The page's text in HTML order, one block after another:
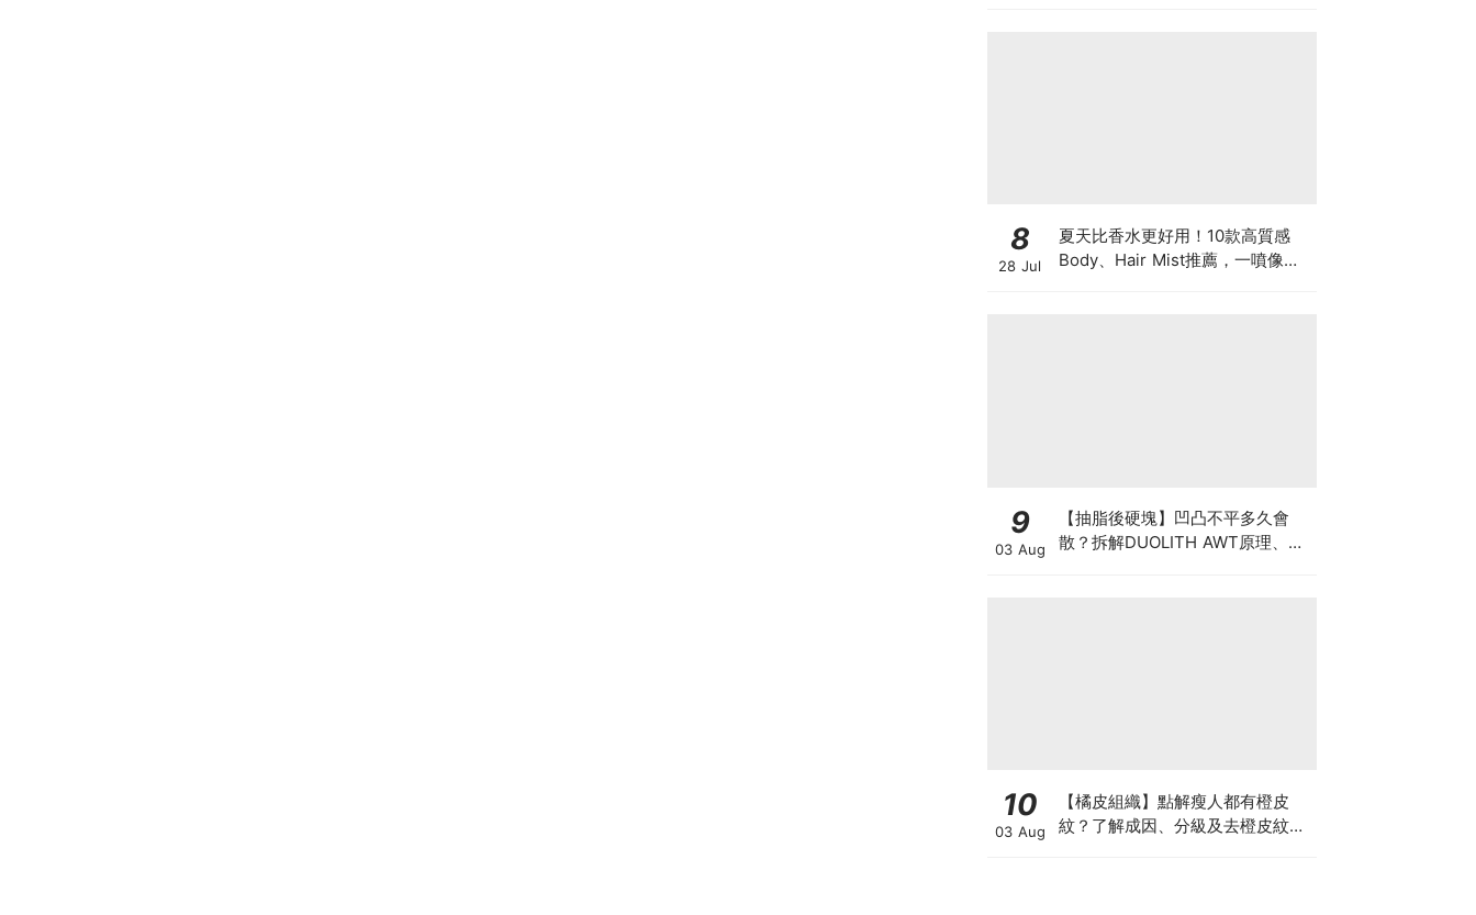
8
28 Jul
夏天比香水更好用！10款高質感
Body、Hair Mist推薦，一噴像剛
9
03 Aug
【抽脂後硬塊】凹凸不平多久會
散？拆解DUOLITH AWT原理、按
10
03 Aug
【橘皮組織】點解瘦人都有橙皮
紋？了解成因、分級及去橙皮紋改